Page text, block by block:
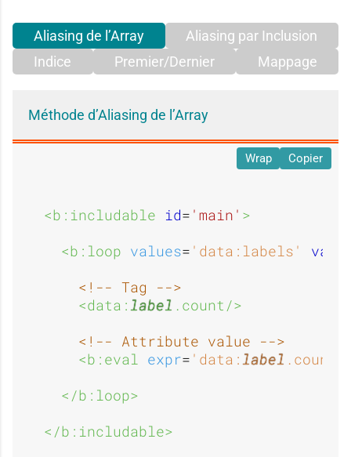
Aliasing de l’Array
Aliasing par Inclusion
Indice
Premier/Dernier Mappage
Méthode d’Aliasing de l’Array
<b:includable id= 'main' >
<b:loop values= 'data:labels' var
<!-- Tag -->
<data: label .count/>
<!-- Attribute value -->
<b:eval expr= 'data: label .count'
</b:loop>
</b:includable>
Wrap Copier